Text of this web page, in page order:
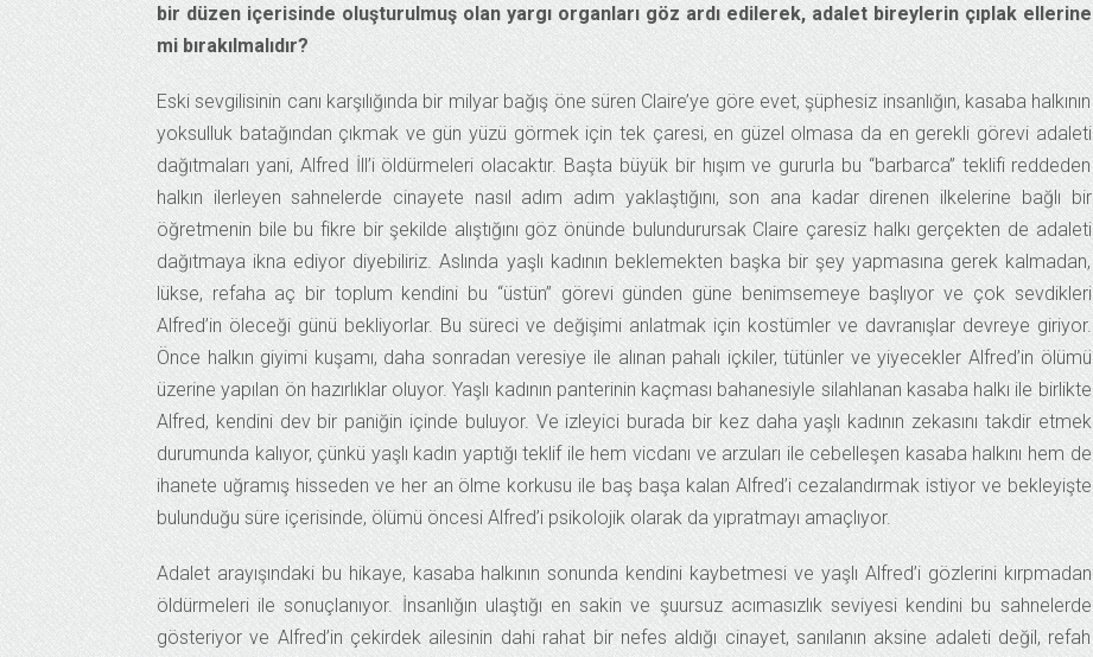
bir düzen içerisinde oluşturulmuş olan yargı organları göz ardı edilerek, adalet bireylerin çıplak ellerine
mi bırakılmalıdır?
Eski sevgilisinin canı karşılığında bir milyar bağış öne süren Claire’ye göre evet, şüphesiz insanlığın, kasaba halkının
yoksulluk batağından çıkmak ve gün yüzü görmek için tek çaresi, en güzel olmasa da en gerekli görevi adaleti
dağıtmaları yani, Alfred İll’i öldürmeleri olacaktır. Başta büyük bir hışım ve gururla bu “barbarca” teklifi reddeden
halkın ilerleyen sahnelerde cinayete nasıl adım adım yaklaştığını, son ana kadar direnen ilkelerine bağlı bir
öğretmenin bile bu fikre bir şekilde alıştığını göz önünde bulundurursak Claire çaresiz halkı gerçekten de adaleti
dağıtmaya ikna ediyor diyebiliriz. Aslında yaşlı kadının beklemekten başka bir şey yapmasına gerek kalmadan,
lükse, refaha aç bir toplum kendini bu “üstün” görevi günden güne benimsemeye başlıyor ve çok sevdikleri
Alfred’in öleceği günü bekliyorlar. Bu süreci ve değişimi anlatmak için kostümler ve davranışlar devreye giriyor.
Önce halkın giyimi kuşamı, daha sonradan veresiye ile alınan pahalı içkiler, tütünler ve yiyecekler Alfred’in ölümü
üzerine yapılan ön hazırlıklar oluyor. Yaşlı kadının panterinin kaçması bahanesiyle silahlanan kasaba halkı ile birlikte
Alfred, kendini dev bir paniğin içinde buluyor. Ve izleyici burada bir kez daha yaşlı kadının zekasını takdir etmek
durumunda kalıyor, çünkü yaşlı kadın yaptığı teklif ile hem vicdanı ve arzuları ile cebelleşen kasaba halkını hem de
ihanete uğramış hisseden ve her an ölme korkusu ile baş başa kalan Alfred’i cezalandırmak istiyor ve bekleyişte
bulunduğu süre içerisinde, ölümü öncesi Alfred’i psikolojik olarak da yıpratmayı amaçlıyor.
Adalet arayışındaki bu hikaye, kasaba halkının sonunda kendini kaybetmesi ve yaşlı Alfred’i gözlerini kırpmadan
öldürmeleri ile sonuçlanıyor. İnsanlığın ulaştığı en sakin ve şuursuz acımasızlık seviyesi kendini bu sahnelerde
gösteriyor ve Alfred’in çekirdek ailesinin dahi rahat bir nefes aldığı cinayet, sanılanın aksine adaleti değil, refah